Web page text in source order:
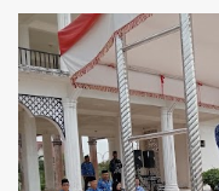
DPRD Pekanbaru, Senin
dipimpin secara langsung
Lahamid, didampingi
Khusaini dan Plh
paripurna, Masykur
umum dari fraksi di